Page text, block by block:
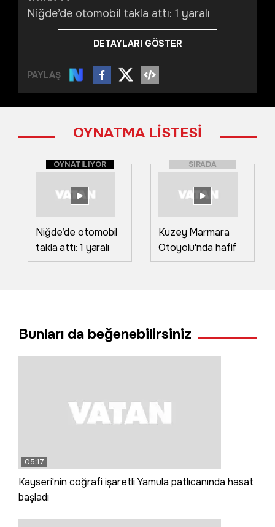
Niğde’de otomobil takla attı: 1 yaralı
DETAYLARI GÖSTER
PAYLAŞ
OYNATMA LİSTESİ
OYNATILIYOR
Niğde’de otomobil
takla attı: 1 yaralı
SIRADA
Kuzey Marmara
Otoyolu'nda hafif
ticari araç tünel
Bunları da beğenebilirsiniz
05:17
Kayseri'nin coğrafi işaretli Yamula patlıcanında hasat
başladı